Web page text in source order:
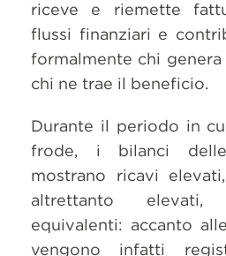
riceve e riemette
flussi finanziari e
formalmente chi
chi ne trae il beneficio.
Durante il periodo in
frode, i bilanci
mostrano ricavi
altrettanto elevati,
equivalenti: accanto
vengono infatti